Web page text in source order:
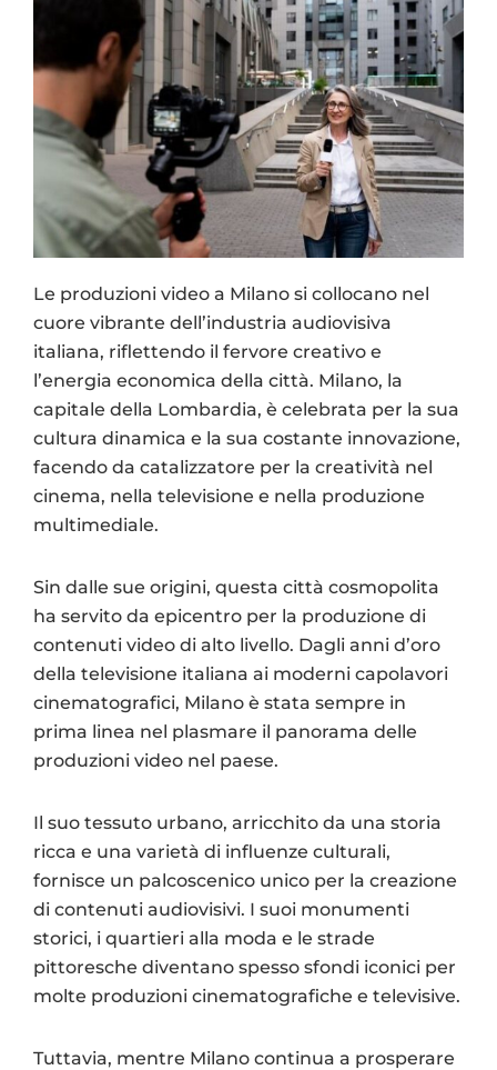
Le produzioni video a Milano si collocano nel
cuore vibrante dell’industria audiovisiva
italiana, riflettendo il fervore creativo e
l’energia economica della città. Milano, la
capitale della Lombardia, è celebrata per la sua
cultura dinamica e la sua costante innovazione,
facendo da catalizzatore per la creatività nel
cinema, nella televisione e nella produzione
multimediale.
Sin dalle sue origini, questa città cosmopolita
ha servito da epicentro per la produzione di
contenuti video di alto livello. Dagli anni d’oro
della televisione italiana ai moderni capolavori
cinematografici, Milano è stata sempre in
prima linea nel plasmare il panorama delle
produzioni video nel paese.
Il suo tessuto urbano, arricchito da una storia
ricca e una varietà di influenze culturali,
fornisce un palcoscenico unico per la creazione
di contenuti audiovisivi. I suoi monumenti
storici, i quartieri alla moda e le strade
pittoresche diventano spesso sfondi iconici per
molte produzioni cinematografiche e televisive.
Tuttavia, mentre Milano continua a prosperare